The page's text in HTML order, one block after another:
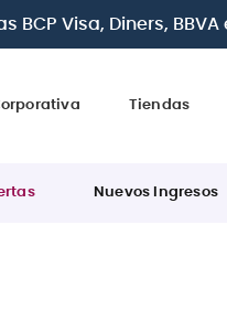
con todas las tarjetas
Tiendas
Nuevos Ingresos